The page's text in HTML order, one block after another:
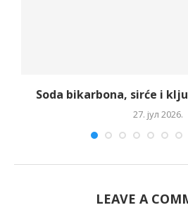
Soda bikarbona, sirće i
27. јул 2026.
LEAVE A